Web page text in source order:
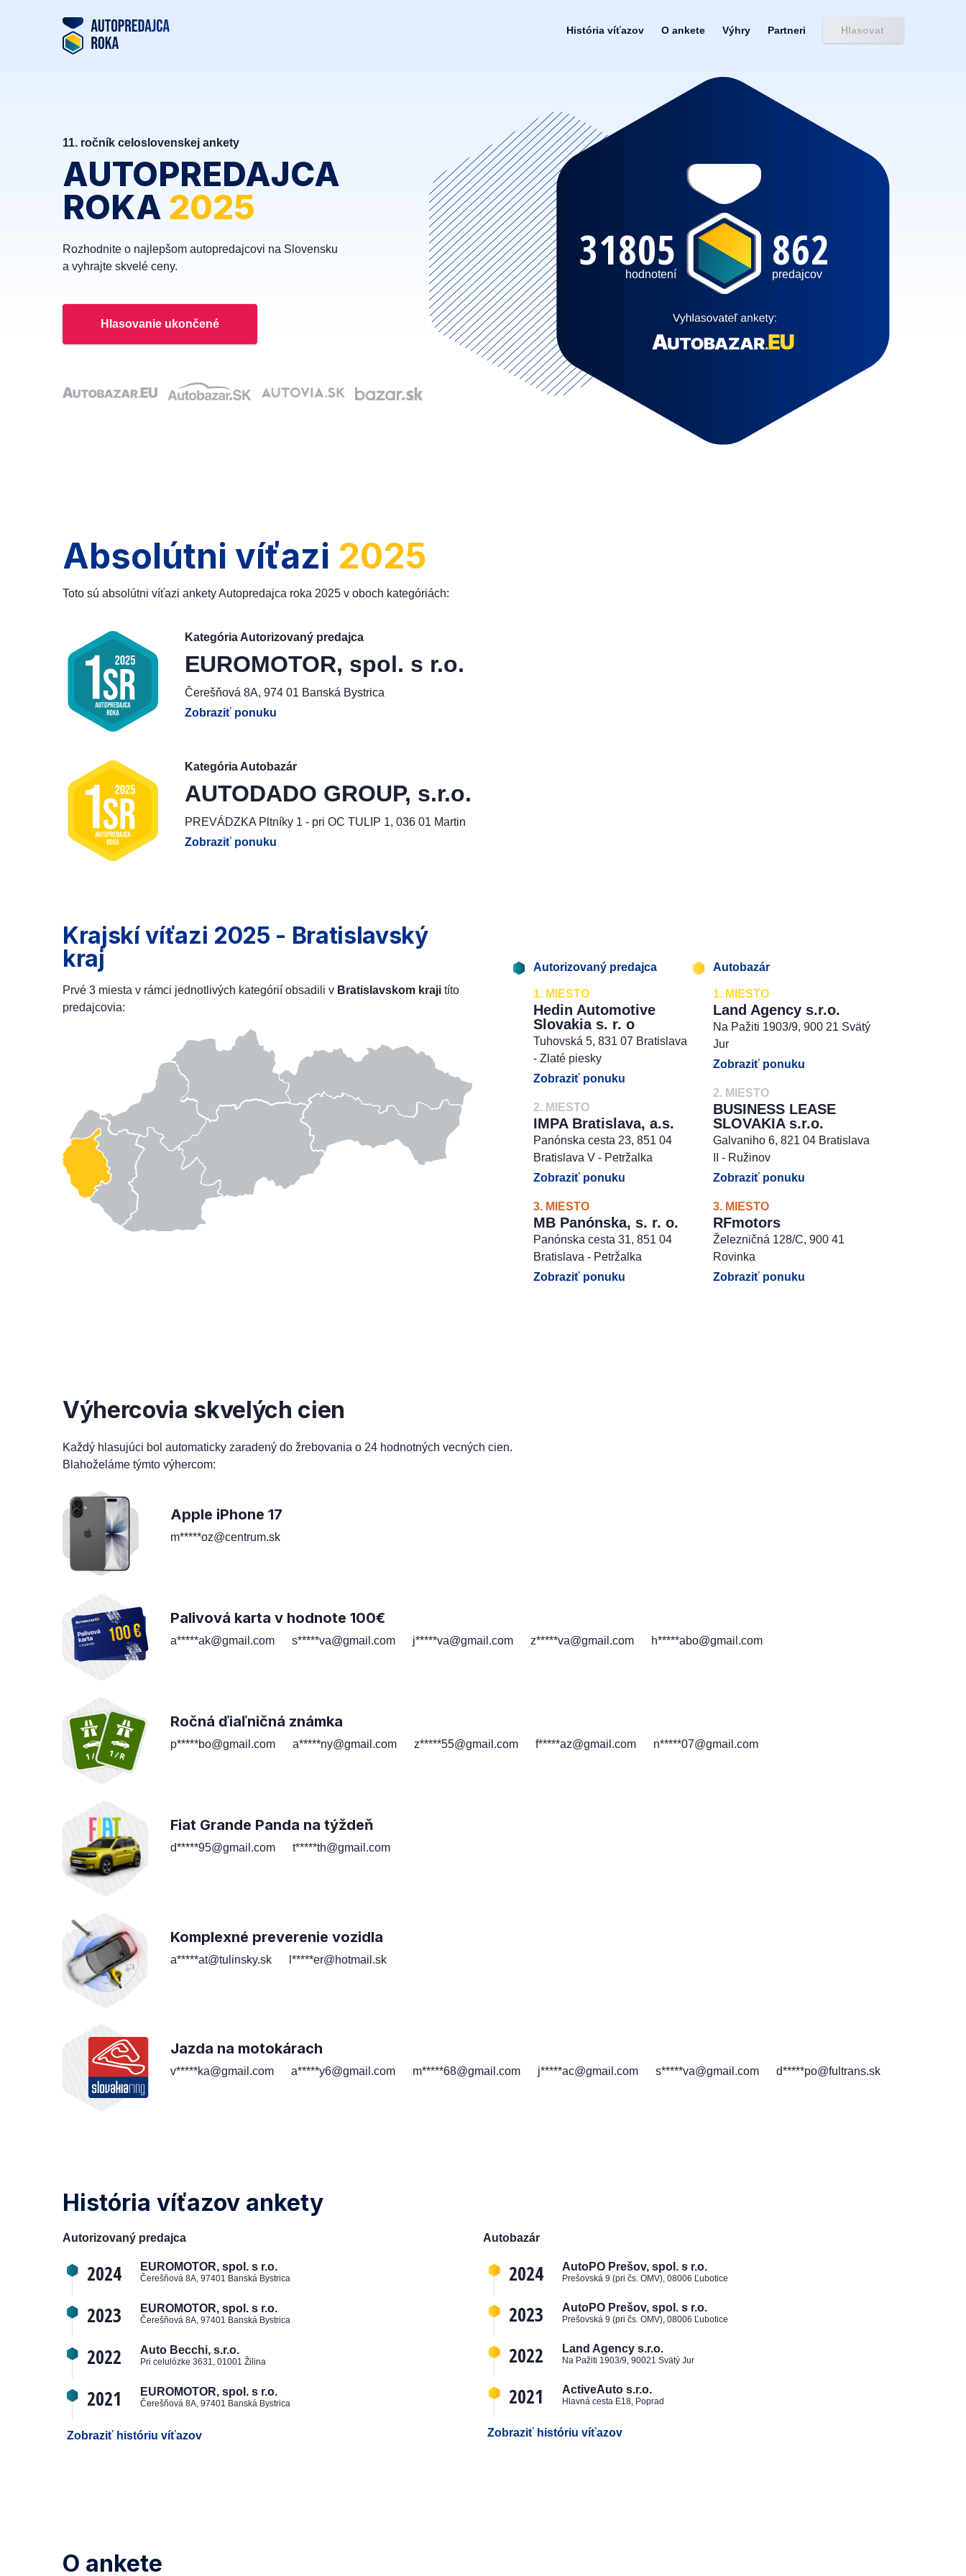
História víťazov O ankete Výhry Partneri Hlasovať
11. ročník celoslovenskej ankety
AUTOPREDAJCA
ROKA 2025
Rozhodnite o najlepšom autopredajcovi na Slovensku
a vyhrajte skvelé ceny.
Hlasovanie ukončené
862
predajcov
31805
hodnotení
Absolútni víťazi 2025
Toto sú absolútni víťazi ankety Autopredajca roka 2025 v oboch kategóriách:
Kategória Autorizovaný predajca
EUROMOTOR, spol. s r.o.
Čerešňová 8A, 974 01 Banská Bystrica
Zobraziť ponuku
Kategória Autobazár
AUTODADO GROUP, s.r.o.
PREVÁDZKA Pltníky 1 - pri OC TULIP 1, 036 01 Martin
Zobraziť ponuku
Krajskí víťazi 2025 - Bratislavský
kraj
Prvé 3 miesta v rámci jednotlivých kategórií obsadili v Bratislavskom kraji títo
predajcovia:
Autorizovaný predajca
1. MIESTO
Hedin Automotive
Slovakia s. r. o
Tuhovská 5, 831 07 Bratislava
- Zlaté piesky
Zobraziť ponuku
2. MIESTO
IMPA Bratislava, a.s.
Panónska cesta 23, 851 04
Bratislava V - Petržalka
Zobraziť ponuku
3. MIESTO
MB Panónska, s. r. o.
Panónska cesta 31, 851 04
Bratislava - Petržalka
Zobraziť ponuku
Autobazár
1. MIESTO
Land Agency s.r.o.
Na Pažiti 1903/9, 900 21 Svätý
Jur
Zobraziť ponuku
2. MIESTO
BUSINESS LEASE
SLOVAKIA s.r.o.
Galvaniho 6, 821 04 Bratislava
II - Ružinov
Zobraziť ponuku
3. MIESTO
RFmotors
Železničná 128/C, 900 41
Rovinka
Zobraziť ponuku
Výhercovia skvelých cien
Každý hlasujúci bol automaticky zaradený do žrebovania o 24 hodnotných vecných cien.
Blahoželáme týmto výhercom:
Apple iPhone 17
m*****oz@centrum.sk
Palivová karta v hodnote 100€
a*****ak@gmail.com s*****va@gmail.com j*****va@gmail.com z*****va@gmail.com h*****abo@gmail.com
Ročná ďiaľničná známka
p*****bo@gmail.com a*****ny@gmail.com z*****55@gmail.com f*****az@gmail.com n*****07@gmail.com
Fiat Grande Panda na týždeň
d*****95@gmail.com t*****th@gmail.com
Komplexné preverenie vozidla
a*****at@tulinsky.sk l*****er@hotmail.sk
Jazda na motokárach
v*****ka@gmail.com a*****y6@gmail.com m*****68@gmail.com j*****ac@gmail.com s*****va@gmail.com d*****po@fultrans.sk
História víťazov ankety
Autorizovaný predajca
2024 EUROMOTOR, spol. s r.o.
Čerešňová 8A, 97401 Banská Bystrica
2023 EUROMOTOR, spol. s r.o.
Čerešňová 8A, 97401 Banská Bystrica
2022 Auto Becchi, s.r.o.
Pri celulózke 3631, 01001 Žilina
2021 EUROMOTOR, spol. s r.o.
Čerešňová 8A, 97401 Banská Bystrica
Zobraziť históriu víťazov
Autobazár
2024 AutoPO Prešov, spol. s r.o.
Prešovská 9 (pri čs. OMV), 08006 Ľubotice
2023 AutoPO Prešov, spol. s r.o.
Prešovská 9 (pri čs. OMV), 08006 Ľubotice
2022 Land Agency s.r.o.
Na Pažiti 1903/9, 90021 Svätý Jur
2021 ActiveAuto s.r.o.
Hlavná cesta E18, Poprad
Zobraziť históriu víťazov
O ankete